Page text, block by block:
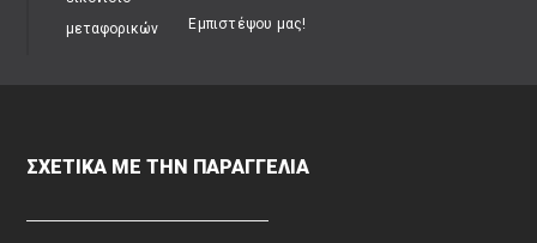
Εμπιστέψου μας!
ΣΧΕΤΙΚΑ ΜΕ ΤΗΝ ΠΑΡΑΓΓΕΛΙΑ